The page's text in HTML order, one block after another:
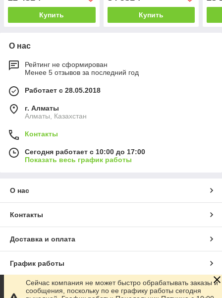
Купить Купить
О нас
Рейтинг не сформирован
Менее 5 отзывов за последний год
Работает с 28.05.2018
г. Алматы
Алматы, Казахстан
Контакты
Сегодня работает с 10:00 до 17:00
Показать весь график работы
О нас
Контакты
Доставка и оплата
График работы
Полная версия сайта
Сейчас компания не может быстро обрабатывать заказы и
сообщения, поскольку по ее графику работы сегодня